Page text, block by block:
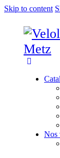
Skip to content
Nos